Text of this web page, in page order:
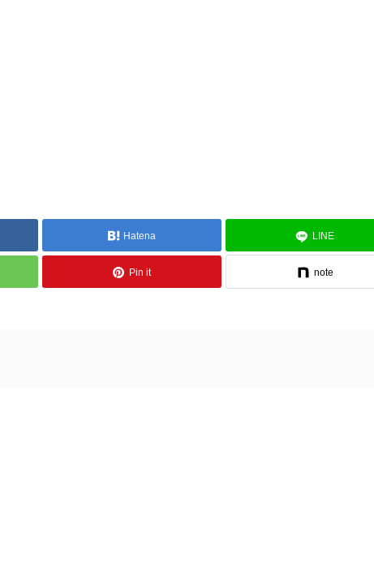
Hatena LINE
Pin it note